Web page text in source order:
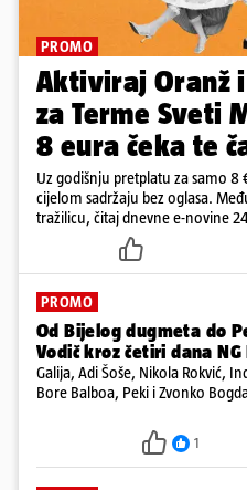
PROMO
Aktiviraj Oranž
za Terme Sveti
8 eura čeka te
eura kupona!
Uz godišnju pretplatu za samo
cijelom sadržaju bez oglasa.
tražilicu, čitaj dnevne e-novine
PROMO
Od Bijelog dugmeta do
Vodič kroz četiri dana NG
Galija, Adi Šoše, Nikola Rokvić,
Bore Balboa, Peki i Zvonko
16. kolovoza održati na dvije
1